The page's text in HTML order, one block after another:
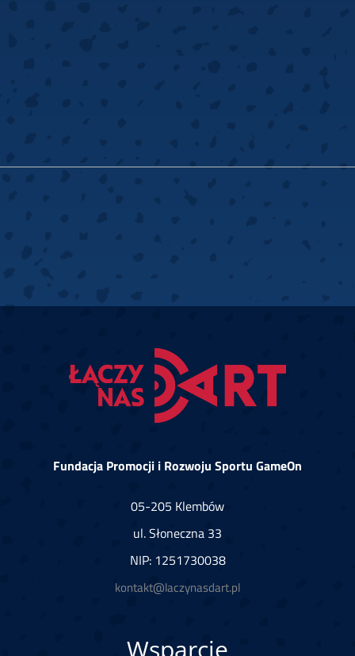
Fundacja Promocji i Rozwoju Sportu GameOn
05-205 Klembów
ul. Słoneczna 33
NIP: 1251730038
kontakt@laczynasdart.pl